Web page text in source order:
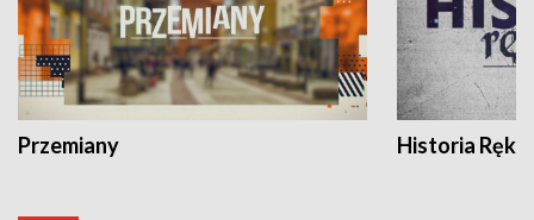
Przemiany Historia Ręką